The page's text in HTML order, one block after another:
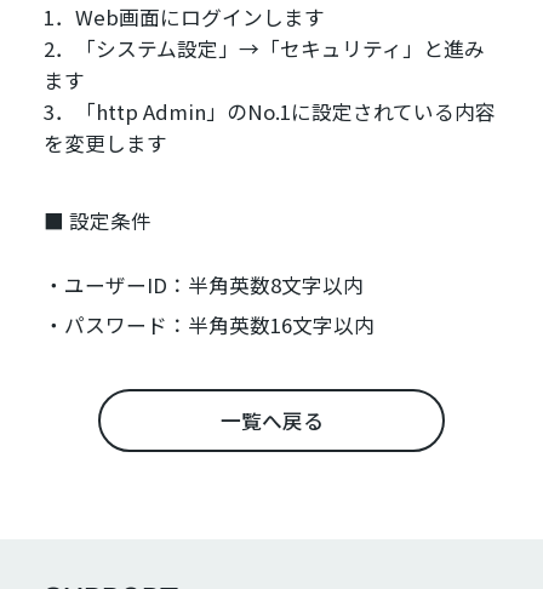
1．Web画面にログインします
2．「システム設定」→「セキュリティ」と進み
ます
3．「http Admin」のNo.1に設定されている内容
を変更します
■ 設定条件
ユーザーID：半角英数8文字以内
パスワード：半角英数16文字以内
一覧へ戻る